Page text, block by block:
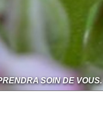
SOIN DE VOUS.